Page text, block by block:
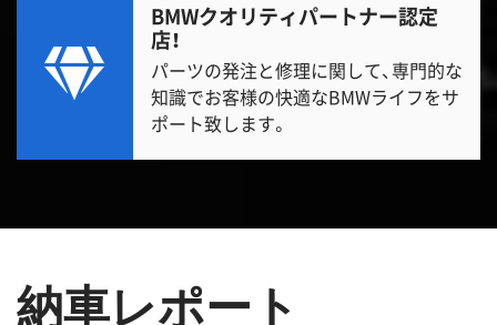
BMWクオリティパートナー認定
店！
パーツの発注と修理に関して、専門的な
知識でお客様の快適なBMWライフをサ
ポート致します。
納車レポート